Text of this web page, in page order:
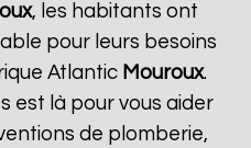
, les habitants ont
pour leurs besoins
Atlantic Mouroux.
est là pour vous aider
de plomberie,